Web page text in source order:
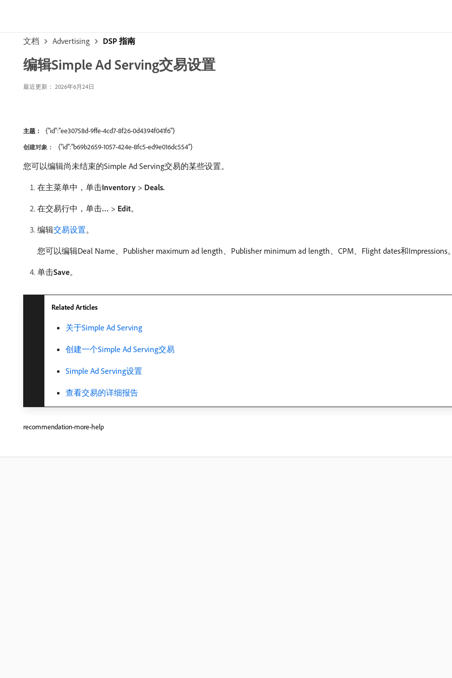
文档 Advertising DSP 指南
编辑Simple Ad Serving交易设置
最近更新： 2026年6月24日
主题： {"id":"ee30758d-9ffe-4cd7-8f26-0d4394f041f6"}
创建对象： {"id":"b69b2659-1057-424e-8fc5-ed9e016dc554"}
您可以编辑尚未结束的Simple Ad Serving交易的某些设置。
在主菜单中，单击​Inventory > Deals.
在交易行中，单击​… > Edit。
编辑交易设置。
您可以编辑Deal Name、Publisher maximum ad length、Publisher minimum ad length、CPM、Flight dates和Impressions
单击​Save。
Related Articles
关于Simple Ad Serving
创建一个Simple Ad Serving交易
Simple Ad Serving设置
查看交易的详细报告
recommendation-more-help